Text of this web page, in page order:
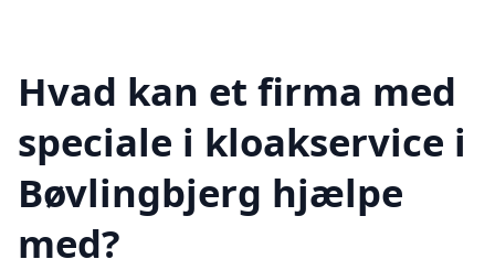
Hvad kan et firma med
speciale i kloakservice i
Bøvlingbjerg hjælpe
med?